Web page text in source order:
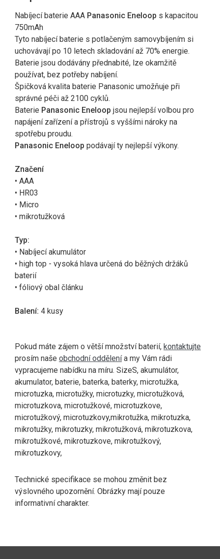
Nabíjecí baterie AAA Panasonic Eneloop s kapacitou
750mAh
Tyto nabíjecí baterie s potlačeným samovybíjením si
uchovávají po 10 letech skladování až 70% energie.
Baterie jsou dodávány přednabité, lze okamžitě
používat, bez potřeby nabíjení.
Špičková kvalita baterie Panasonic umožňuje při
správné péči až 2100 cyklů.
Baterie Panasonic Eneloop jsou nejlepší volbou pro
napájení zařízení a přístrojů s vyššími nároky na
spotřebu proudu.
Panasonic Eneloop podávají ty nejlepší výkony.
Značení
• AAA
• HR03
• Micro
• mikrotužková
Typ:
• Nabíjecí akumulátor
• high top - vysoká hlava určená do běžných držáků
baterií
• fóliový obal článku
Balení: 4 kusy
Pokud máte zájem o větší množství baterií, kontaktujte
prosím naše obchodní oddělenía my Vám rádi
vypracujeme nabídku na míru. SizeS, akumulátor,
akumulator, baterie, baterka, baterky, microtužka,
microtuzka, microtužky, microtuzky, microtužková,
microtuzkova, microtužkové, microtuzkove,
microtužkový, microtuzkovy,mikrotužka, mikrotuzka,
mikrotužky, mikrotuzky, mikrotužková, mikrotuzkova,
mikrotužkové, mikrotuzkove, mikrotužkový,
mikrotuzkovy,
Technické specifikace se mohou změnit bez
výslovného upozornění. Obrázky mají pouze
informativní charakter.